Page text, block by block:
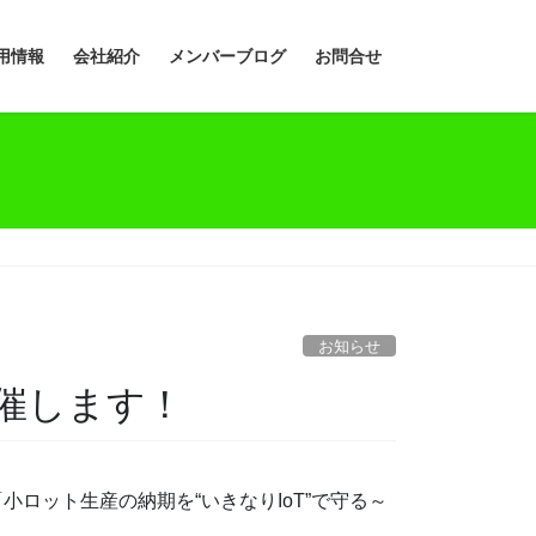
情報 会社紹介 メンバーブログ お問合せ
お知らせ
します！
ロット生産の納期を“いきなりIoT”で守る～